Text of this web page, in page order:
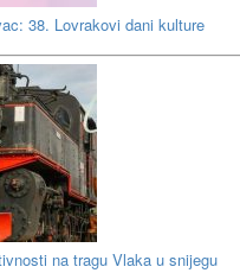
38. Lovrakovi dani kulture
na tragu Vlaka u snijegu